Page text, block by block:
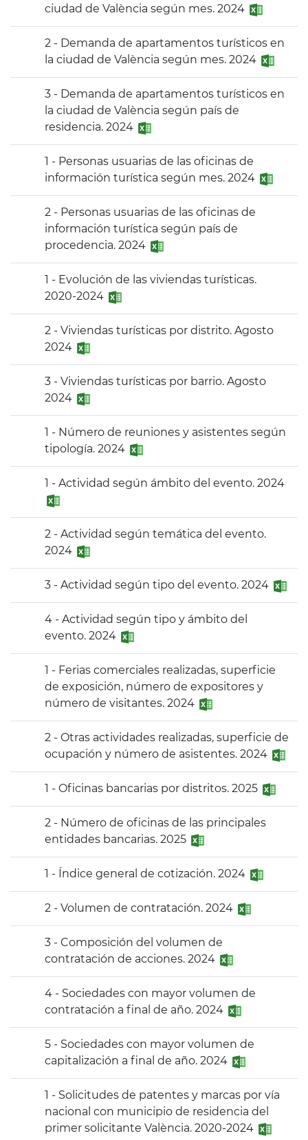
ciudad de València según mes. 2024
2 - Demanda de apartamentos turísticos en
la ciudad de València según mes. 2024
3 - Demanda de apartamentos turísticos en
la ciudad de València según país de
residencia. 2024
1 - Personas usuarias de las oficinas de
información turística según mes. 2024
2 - Personas usuarias de las oficinas de
información turística según país de
procedencia. 2024
1 - Evolución de las viviendas turísticas.
2020-2024
2 - Viviendas turísticas por distrito. Agosto
2024
3 - Viviendas turísticas por barrio. Agosto
2024
1 - Número de reuniones y asistentes según
tipología. 2024
1 - Actividad según ámbito del evento. 2024
2 - Actividad según temática del evento.
2024
3 - Actividad según tipo del evento. 2024
4 - Actividad según tipo y ámbito del
evento. 2024
1 - Ferias comerciales realizadas, superficie
de exposición, número de expositores y
número de visitantes. 2024
2 - Otras actividades realizadas, superficie de
ocupación y número de asistentes. 2024
1 - Oficinas bancarias por distritos. 2025
2 - Número de oficinas de las principales
entidades bancarias. 2025
1 - Índice general de cotización. 2024
2 - Volumen de contratación. 2024
3 - Composición del volumen de
contratación de acciones. 2024
4 - Sociedades con mayor volumen de
contratación a final de año. 2024
5 - Sociedades con mayor volumen de
capitalización a final de año. 2024
1 - Solicitudes de patentes y marcas por vía
nacional con municipio de residencia del
primer solicitante València. 2020-2024